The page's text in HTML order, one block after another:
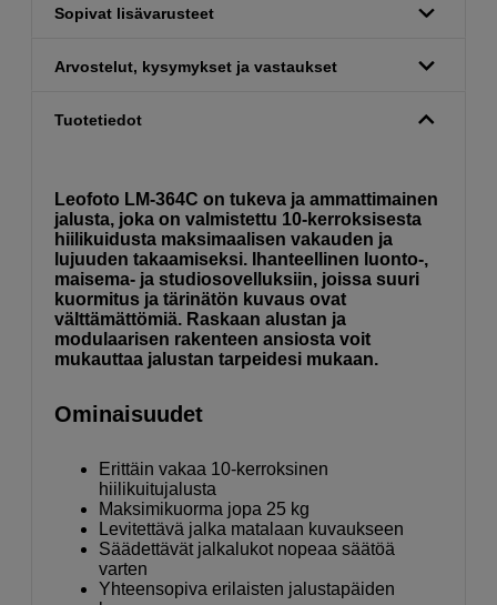
Sopivat lisävarusteet
Arvostelut, kysymykset ja vastaukset
Tuotetiedot
Leofoto LM-364C on tukeva ja ammattimainen
jalusta, joka on valmistettu 10-kerroksisesta
hiilikuidusta maksimaalisen vakauden ja
lujuuden takaamiseksi. Ihanteellinen luonto-,
maisema- ja studiosovelluksiin, joissa suuri
kuormitus ja tärinätön kuvaus ovat
välttämättömiä. Raskaan alustan ja
modulaarisen rakenteen ansiosta voit
mukauttaa jalustan tarpeidesi mukaan.
Ominaisuudet
Erittäin vakaa 10-kerroksinen
hiilikuitujalusta
Maksimikuorma jopa 25 kg
Levitettävä jalka matalaan kuvaukseen
Säädettävät jalkalukot nopeaa säätöä
varten
Yhteensopiva erilaisten jalustapäiden